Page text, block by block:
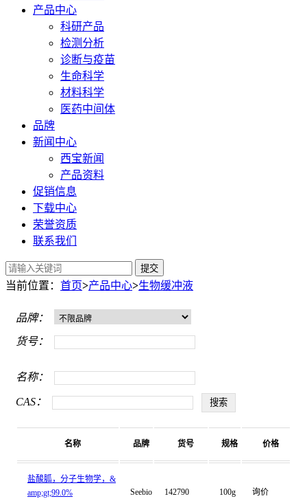
产品中心
科研产品
检测分析
诊断与疫苗
生命科学
材料科学
医药中间体
品牌
新闻中心
西宝新闻
产品资料
促销信息
下载中心
荣誉资质
联系我们
提交
当前位置： 首页>产品中心>生物缓冲液
品牌：
货号：
名称：
CAS：
名称 品牌 货号 规格 价格
盐酸胍，分子生物学，&
amp;gt;99.0%
Seebio 142790 100g 询价